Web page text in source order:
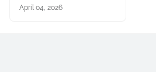
April 04, 2026